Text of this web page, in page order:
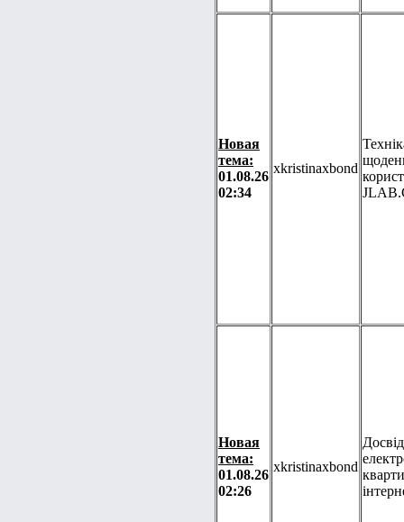
Новая
тема:
01.08.26
02:34
xkristinaxbond
Новая
тема:
01.08.26
02:26
xkristinaxbond